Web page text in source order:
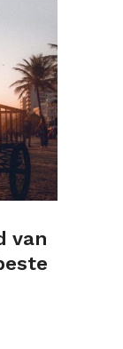
van